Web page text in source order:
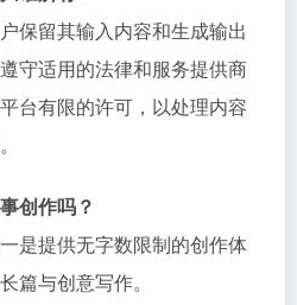
保留其输入内容和生成输出
守适用的法律和服务提供商
台有限的许可，以处理内容
创作吗？
是提供无字数限制的创作体
篇与创意写作。